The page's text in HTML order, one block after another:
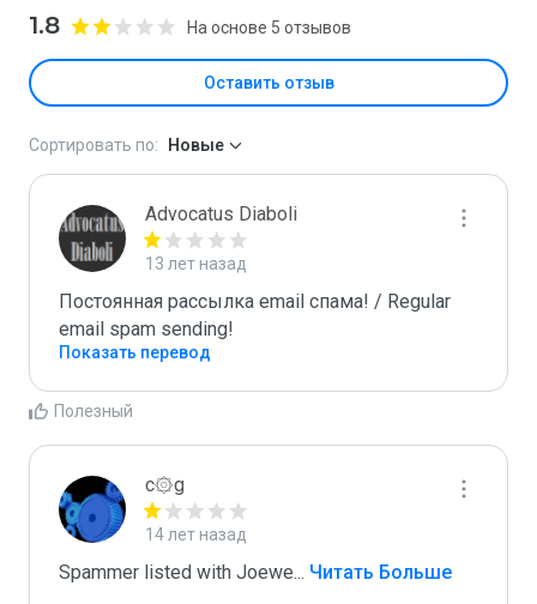
1.8 На основе 5 отзывов
Оставить отзыв
Сортировать по: Новые
Advocatus Diaboli
13 лет назад
Постоянная рассылка email спама! / Regular
email spam sending!
Показать перевод
Полезный
c۞g
14 лет назад
Spammer listed with Joewe... Читать Больше